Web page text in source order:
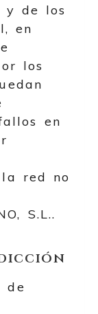
y de los
en
los
en
red no
S.L..
de